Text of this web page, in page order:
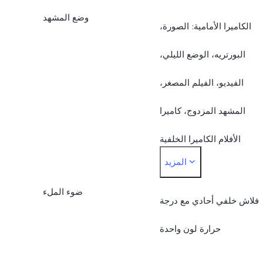
واسعة بدقة 8MP)
وضع المشهد
الكامیرا الأمامیة: الصورة،
البورتريه، الوضع الليلي،
الفيديو، الفيلم المصغر،
المشهد المزدوج، كاميرا
الأفلام‬ الكاميرا الخلفية
الرئيسية: وضع الصورة،
البورتريه، الوضع الليلي،
الفيلم المصغر، الدقة
المزيد
ضوء الملء
فلاش خلفي أحادي مع درجة
حرارة لون واحدة